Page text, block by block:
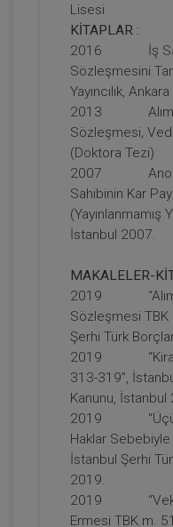
A'dan Z'ye
İnceleme
1250
TL
Fütürist Hukuk -
Kongresi - XI.
360 TL
Lisesi
KİTAPLAR :
2016 İş
Sözleşmesini
Yayıncılık,
2013 Alım
Sözleşmesi
(Doktora Tezi)
2007 Anonim
Sahibinin Kar Payı
(Yayınlanmamış
İstanbul 2007.
MAKALELER-
2019 “Alım
Sözleşmesi TBK
Şerhi Türk
2019
313-319”,
Kanunu, İstanbul
2019
Haklar Sebebiyle
İstanbul Şerhi
2019.
2019
Ermesi TBK m.